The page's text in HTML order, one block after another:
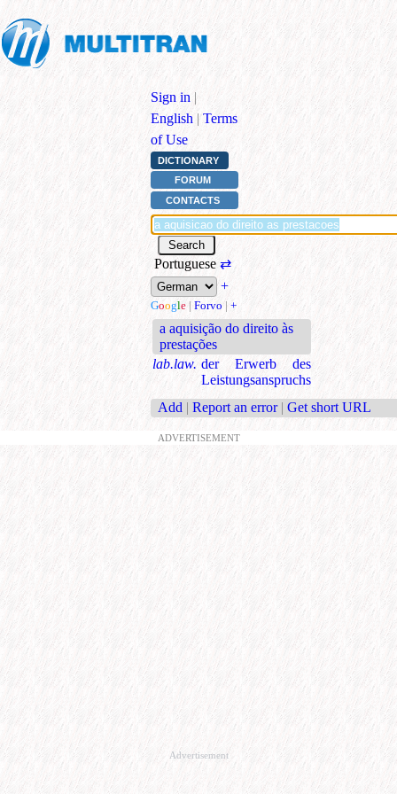
Sign in |
English | Terms
of Use
DICTIONARY
FORUM
CONTACTS
Portuguese ⇄
+
Google | Forvo | +
a aquisição do direito às
prestações
lab.law. der Erwerb des
Leistungsanspruchs
Add | Report an error | Get short URL
ADVERTISEMENT
Advertisement